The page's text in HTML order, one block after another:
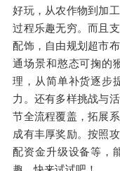
好玩，从农作物到加
过程乐趣无穷。而且
配饰，自由规划超市
通场景和憨态可掬的
理，从简单补货逐步
力。还有多样挑战与
节全流程覆盖，拓展
成有丰厚奖励。按照
配资金升级设备等，